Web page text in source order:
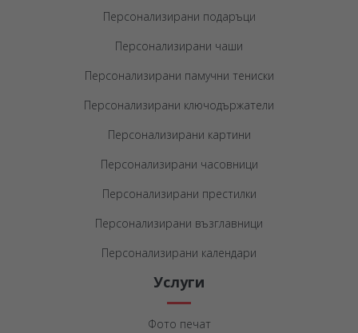
Персонализирани подаръци
Персонализирани чаши
Персонализирани памучни тениски
Персонализирани ключодържатели
Персонализирани картини
Персонализирани часовници
Персонализирани престилки
Персонализирани възглавници
Персонализирани календари
Услуги
Фото печат